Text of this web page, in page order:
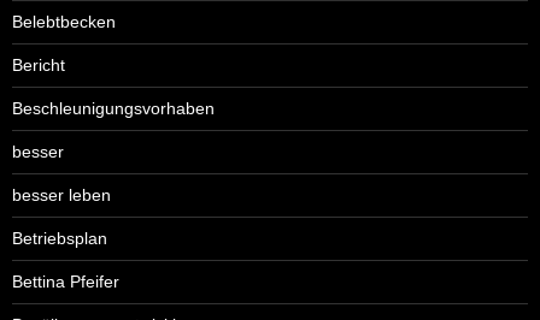
Belebtbecken
Bericht
Beschleunigungsvorhaben
besser
besser leben
Betriebsplan
Bettina Pfeifer